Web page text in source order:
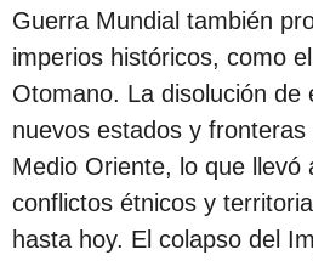
Guerra Mundial también
imperios históricos, como
Otomano. La disolución de
nuevos estados y fronteras
Medio Oriente, lo que llevó
conflictos étnicos y
hasta hoy. El colapso del